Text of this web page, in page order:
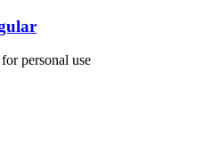
personal use